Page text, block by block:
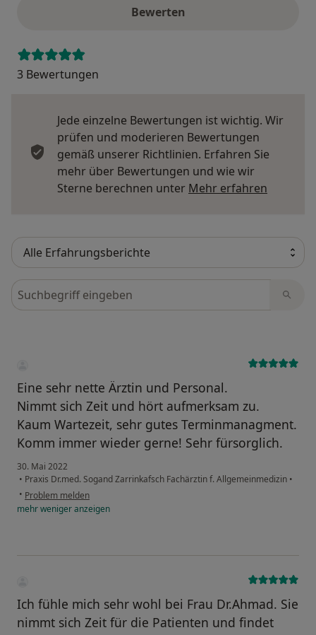
Bewerten
3 Bewertungen
Jede einzelne Bewertungen ist wichtig. Wir
prüfen und moderieren Bewertungen
gemäß unserer Richtlinien. Erfahren Sie
mehr über Bewertungen und wie wir
Sterne berechnen unter Mehr erfahren
Bewertungen durchsuchen
Eine sehr nette Ärztin und Personal.
Nimmt sich Zeit und hört aufmerksam zu.
Kaum Wartezeit, sehr gutes Terminmanagment.
Komm immer wieder gerne! Sehr fürsorglich.
30. Mai 2022
• Praxis Dr.med. Sogand Zarrinkafsch Fachärztin f. Allgemeinmedizin •
• Problem melden
mehrwenigeranzeigen
Ich fühle mich sehr wohl bei Frau Dr.Ahmad. Sie
nimmt sich Zeit für die Patienten und findet